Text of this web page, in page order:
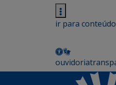
ir para conteúdo
ouvidoria